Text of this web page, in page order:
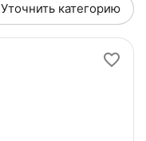
Уточнить категорию